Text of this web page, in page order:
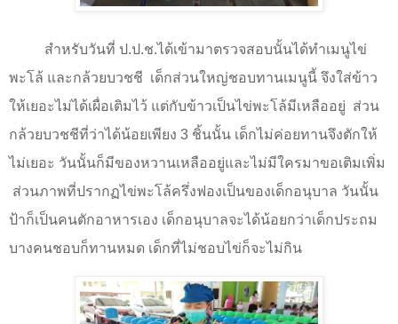
สำหรับวันที่ ป.ป.ช.ได้เข้ามาตรวจสอบนั้นได้ทำเมนูไข่
พะโล้ และกล้วยบวชชี เด็กส่วนใหญ่ชอบทานเมนูนี้ จึงใส่ข้าว
ให้เยอะไม่ได้เผื่อเติมไว้ แต่กับข้าวเป็นไข่พะโล้มีเหลืออยู่ ส่วน
กล้วยบวชชีที่ว่าได้น้อยเพียง 3 ชิ้นนั้น เด็กไม่ค่อยทานจึงตักให้
ไม่เยอะ วันนั้นก็มีของหวานเหลืออยู่และไม่มีใครมาขอเติมเพิ่ม
ส่วนภาพที่ปรากฏไข่พะโล้ครึ่งฟองเป็นของเด็กอนุบาล วันนั้น
ป้าก็เป็นคนตักอาหารเอง เด็กอนุบาลจะได้น้อยกว่าเด็กประถม
บางคนชอบก็ทานหมด เด็กที่ไม่ชอบไข่ก็จะไม่กิน